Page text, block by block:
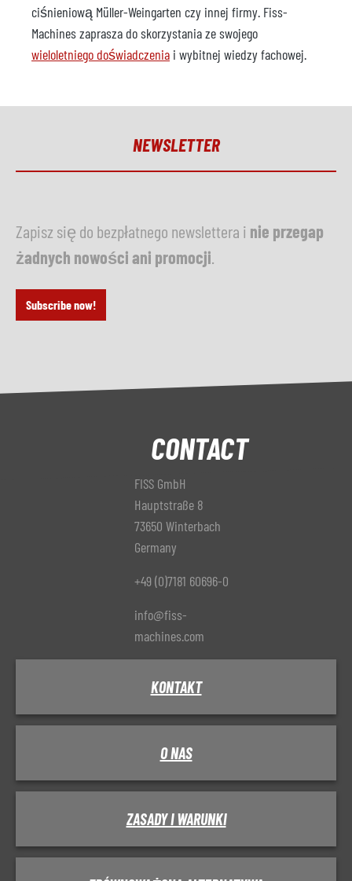
ciśnieniową Müller-Weingarten czy innej firmy. Fiss-
Machines zaprasza do skorzystania ze swojego
wieloletniego doświadczenia i wybitnej wiedzy fachowej.
NEWSLETTER
Zapisz się do bezpłatnego newslettera i nie przegap
żadnych nowości ani promocji
Subscribe now!
CONTACT
FISS GmbH
Hauptstraße 8
73650 Winterbach
Germany
+49 (0)7181 60696-0
info@fiss-
machines.com
KONTAKT
O NAS
ZASADY I WARUNKI